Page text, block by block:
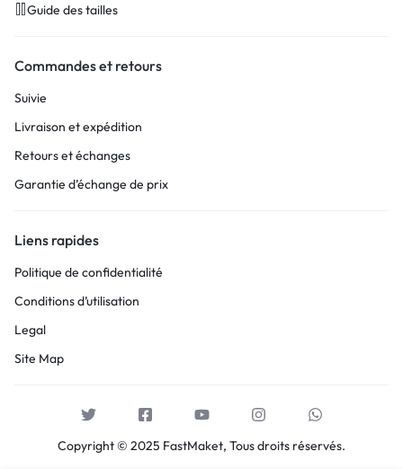
Guide des tailles
Commandes et retours
Suivie
Livraison et expédition
Retours et échanges
Garantie d’échange de prix
Liens rapides
Politique de confidentialité
Conditions d’utilisation
Legal
Site Map
Copyright © 2025 FastMaket, Tous droits réservés.